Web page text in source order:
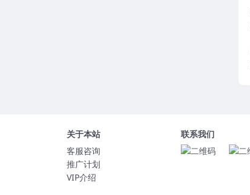
关于本站
客服咨询
推广计划
VIP介绍
联系我们